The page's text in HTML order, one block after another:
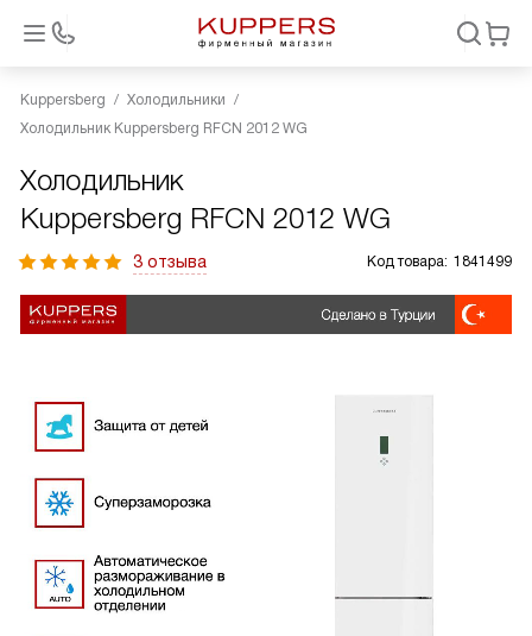
Kuppersberg
Холодильники
Холодильник Kuppersberg RFCN 2012 WG
Холодильник
Kuppersberg RFCN 2012 WG
3 отзыва Код товара: 1841499